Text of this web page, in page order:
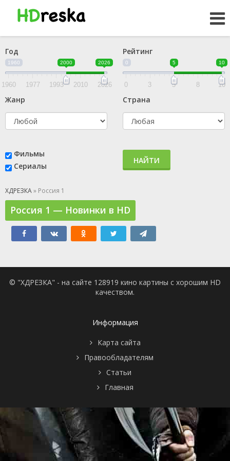
Год
1960 2000 2026
1960 1977 1993 2010 2026
Рейтинг
0 5 10
0 3 5 8 10
Жанр Страна
Фильмы
Сериалы
НАЙТИ
ХДРЕЗКА» Россия 1
Россия 1 — Новинки в HD
© "ХДРЕЗКА" - на сайте 128919 кино картины с хорошим HD
качеством.
Информация
Карта сайта
Правообладателям
Статьи
Главная